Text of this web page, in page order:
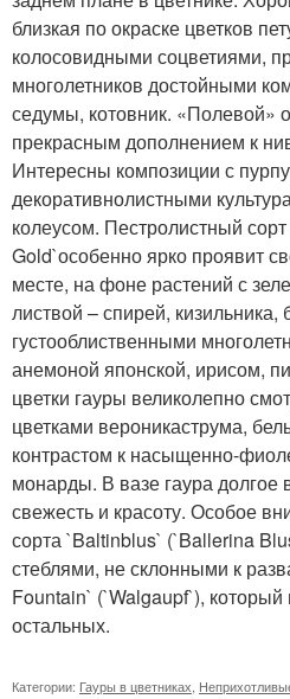
близкая по окраске цветков
колосовидными соцветиями,
многолетников достойными
седумы, котовник. «Полевой»
прекрасным дополнением к
Интересны композиции с
декоративнолистными
колеусом. Пестролистный
Gold`особенно ярко проявит
месте, на фоне растений с
листвой – спирей, кизильника,
густооблиственными
анемоной японской, ирисом,
цветки гауры великолепно
цветками вероникаструма,
контрастом к насыщенно-
монарды. В вазе гаура долгое
свежесть и красоту. Особое
сорта `Baltinblus` (`Ballerina
стеблями, не склонными к
Fountain` (`Walgaupf`), который
остальных.
Категории: Гауры в цветниках